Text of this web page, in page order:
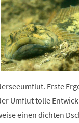
Erste
Umflut tolle
einen dichten